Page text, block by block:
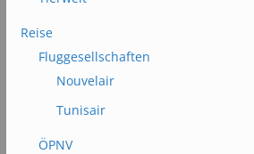
Reise
Fluggesellschaften
Nouvelair
Tunisair
ÖPNV